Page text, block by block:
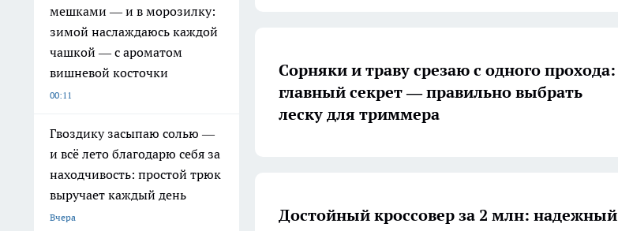
мешками — и в морозилку:
зимой наслаждаюсь каждой
чашкой — с ароматом
вишневой косточки
00:11
Гвоздику засыпаю солью —
и всё лето благодарю себя за
находчивость: простой трюк
выручает каждый день
Вчера
Сорняки и траву срезаю с одного прохода:
главный секрет — правильно выбрать
леску для триммера
Достойный кроссовер за 2 млн: надежный